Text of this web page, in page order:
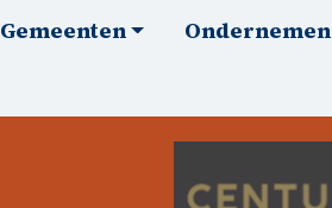
Gemeenten Ondernemen